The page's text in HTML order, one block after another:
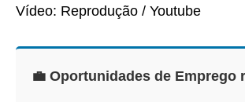
Vídeo: Reprodução / Youtube
💼 Oportunidades de Emprego